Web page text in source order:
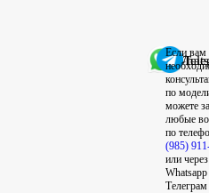
Если вам
по
можете
любые
по
(985)
или через
Телеграм